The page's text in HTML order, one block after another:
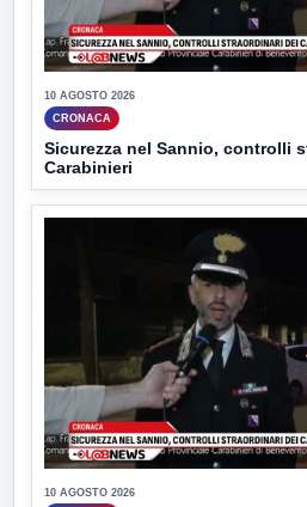
10 AGOSTO 2026
CRONACA
Sicurezza nel Sannio, controlli
Carabinieri
10 AGOSTO 2026